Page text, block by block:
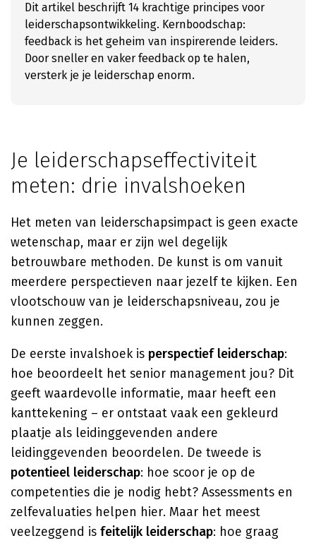
Dit artikel beschrijft 14 krachtige principes voor
leiderschapsontwikkeling. Kernboodschap:
feedback is het geheim van inspirerende leiders.
Door sneller en vaker feedback op te halen,
versterk je je leiderschap enorm.
Je leiderschapseffectiviteit
meten: drie invalshoeken
Het meten van leiderschapsimpact is geen exacte
wetenschap, maar er zijn wel degelijk
betrouwbare methoden. De kunst is om vanuit
meerdere perspectieven naar jezelf te kijken. Een
vlootschouw van je leiderschapsniveau, zou je
kunnen zeggen.
De eerste invalshoek is perspectief leiderschap:
hoe beoordeelt het senior management jou? Dit
geeft waardevolle informatie, maar heeft een
kanttekening – er ontstaat vaak een gekleurd
plaatje als leidinggevenden andere
leidinggevenden beoordelen. De tweede is
potentieel leiderschap: hoe scoor je op de
competenties die je nodig hebt? Assessments en
zelfevaluaties helpen hier. Maar het meest
veelzeggend is feitelijk leiderschap: hoe graag